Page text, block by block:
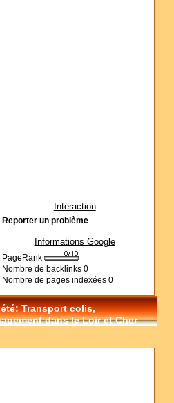
Interaction
Reporter un problème
Informations Google
PageRank
Nombre de backlinks 0
Nombre de pages indexées 0
Transport colis,
dans le Loir et Cher